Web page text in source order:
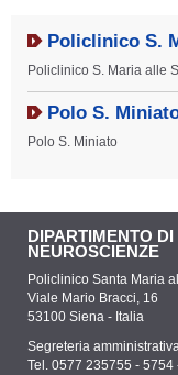
Policlinico S.
Policlinico S. Maria alle
Polo S.
Polo S. Miniato
DIPARTIMENTO
NEUROSCIENZE
Policlinico Santa Maria
Viale Mario Bracci, 16
53100 Siena - Italia
Segreteria
Tel. 0577 235755 - 5754